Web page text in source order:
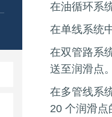
在油循环系
在单线系统
在双管路系
送至润滑点
在多管线系
20 个润滑